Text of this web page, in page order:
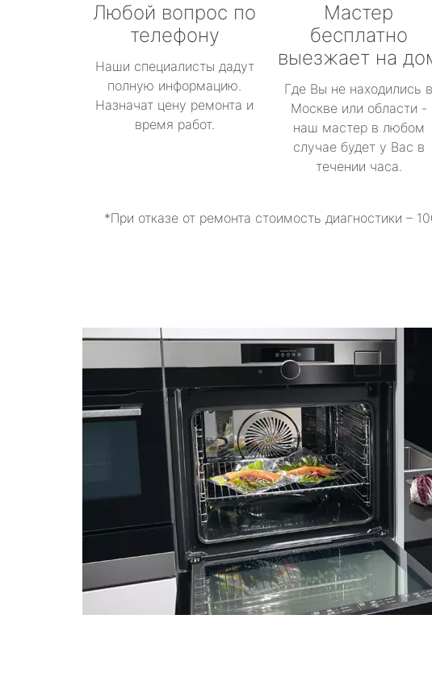
Любой вопрос по
телефону
Наши специалисты дадут
полную информацию.
Назначат цену ремонта и
время работ.
Мастер
бесплатно
выезжает на
Где Вы не находились в
Москве или области -
наш мастер в любом
случае будет у Вас в
течении часа.
*При отказе от ремонта стоимость диагностики –